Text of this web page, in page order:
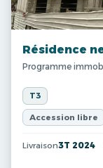
Résidence
Programme
T3
Accession libre
Livraison3T 2024